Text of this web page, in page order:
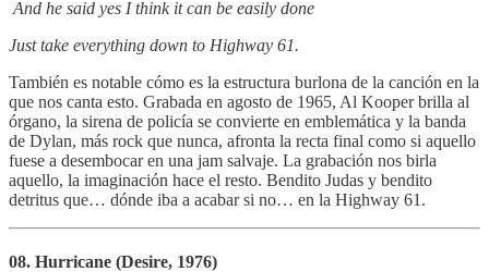
And he said yes I think it can be easily done
Just take everything down to Highway 61.
También es notable cómo es la estructura burlona de la canción en la
que nos canta esto. Grabada en agosto de 1965, Al Kooper brilla al
órgano, la sirena de policía se convierte en emblemática y la banda
de Dylan, más rock que nunca, afronta la recta final como si aquello
fuese a desembocar en una jam salvaje. La grabación nos birla
aquello, la imaginación hace el resto. Bendito Judas y bendito
detritus que… dónde iba a acabar si no… en la Highway 61.
08. Hurricane (Desire, 1976)